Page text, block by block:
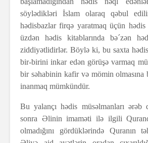
söylədikləri İslam olaraq qəbul
hədisbazlar firqə yaratmaq üçün
üzdən hədis kitablarında bə´zən
ziddiyətlidirlər. Böylə ki, bu saxta
bir-birini inkar edən görüşə varmaq
bir səhabinin kafir və mömin olmasına
inanmaq mümkündür.
Bu yalançı hədis müsəlmanları ərəb
sonra Əlinin imaməti ilə ilgili
olmadığını gördüklərində Quranın